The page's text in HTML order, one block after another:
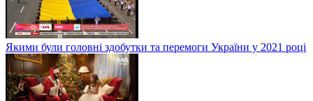
Якими були головні здобутки та перемоги України у 2021 році